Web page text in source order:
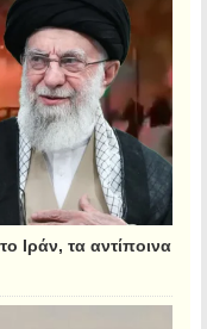
Ιράν, τα αντίποινα